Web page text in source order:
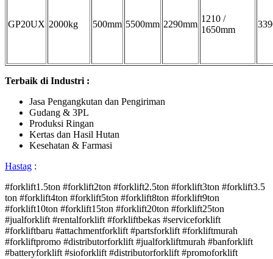
GP20UX 2000kg 500mm 5500mm 2290mm
1210 /
1650mm
Terbaik di Industri :
Jasa Pengangkutan dan Pengiriman
Gudang & 3PL
Produksi Ringan
Kertas dan Hasil Hutan
Kesehatan & Farmasi
Hastag :
#forklift1.5ton #forklift2ton #forklift2.5ton #forklift3ton #forklift3.5
ton #forklift4ton #forklift5ton #forklift8ton #forklift9ton
#forklift10ton #forklift15ton #forklift20ton #forklift25ton
#jualforklift #rentalforklift #forkliftbekas #serviceforklift
#forkliftbaru #attachmentforklift #partsforklift #forkliftmurah
#forkliftpromo #distributorforklift #jualforkliftmurah #banforklift
#batteryforklift #sioforklift #distributorforklift #promoforklift